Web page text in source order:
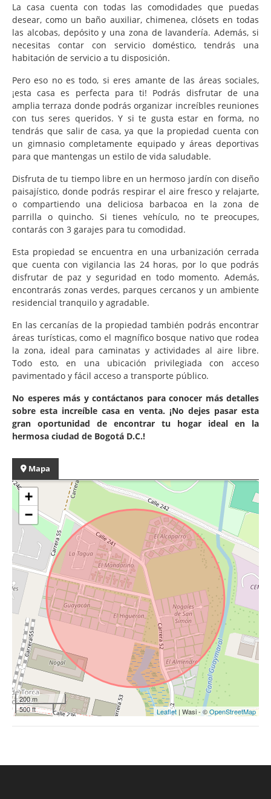
La casa cuenta con todas las comodidades que puedas
desear, como un baño auxiliar, chimenea, clósets en todas
las alcobas, depósito y una zona de lavandería. Además, si
necesitas contar con servicio doméstico, tendrás una
habitación de servicio a tu disposición.
Pero eso no es todo, si eres amante de las áreas sociales,
¡esta casa es perfecta para ti! Podrás disfrutar de una
amplia terraza donde podrás organizar increíbles reuniones
con tus seres queridos. Y si te gusta estar en forma, no
tendrás que salir de casa, ya que la propiedad cuenta con
un gimnasio completamente equipado y áreas deportivas
para que mantengas un estilo de vida saludable.
Disfruta de tu tiempo libre en un hermoso jardín con diseño
paisajístico, donde podrás respirar el aire fresco y relajarte,
o compartiendo una deliciosa barbacoa en la zona de
parrilla o quincho. Si tienes vehículo, no te preocupes,
contarás con 3 garajes para tu comodidad.
Esta propiedad se encuentra en una urbanización cerrada
que cuenta con vigilancia las 24 horas, por lo que podrás
disfrutar de paz y seguridad en todo momento. Además,
encontrarás zonas verdes, parques cercanos y un ambiente
residencial tranquilo y agradable.
En las cercanías de la propiedad también podrás encontrar
áreas turísticas, como el magnífico bosque nativo que rodea
la zona, ideal para caminatas y actividades al aire libre.
Todo esto, en una ubicación privilegiada con acceso
pavimentado y fácil acceso a transporte público.
No esperes más y contáctanos para conocer más detalles
sobre esta increíble casa en venta. ¡No dejes pasar esta
gran oportunidad de encontrar tu hogar ideal en la
hermosa ciudad de Bogotá D.C.!
Mapa
+
−
200 m
500 ft
Leaflet | Wasi - ©OpenStreetMap